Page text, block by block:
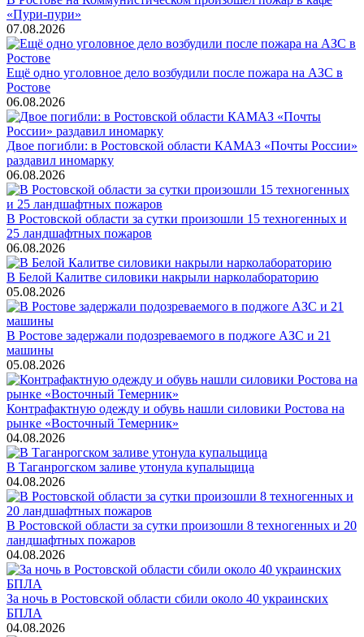
«Пури-пури»
07.08.2026
Ещё одно уголовное дело возбудили после пожара на АЗС в
Ростове
06.08.2026
Двое погибли: в Ростовской области КАМАЗ «Почты России»
раздавил иномарку
06.08.2026
В Ростовской области за сутки произошли 15 техногенных и
25 ландшафтных пожаров
06.08.2026
В Белой Калитве силовики накрыли нарколабораторию
05.08.2026
В Ростове задержали подозреваемого в поджоге АЗС и 21
машины
05.08.2026
Контрафактную одежду и обувь нашли силовики Ростова на
рынке «Восточный Темерник»
04.08.2026
В Таганрогском заливе утонула купальщица
04.08.2026
В Ростовской области за сутки произошли 8 техногенных и 20
ландшафтных пожаров
04.08.2026
За ночь в Ростовской области сбили около 40 украинских
БПЛА
04.08.2026